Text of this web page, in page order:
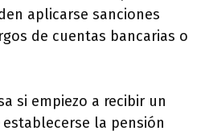
aplicarse sanciones
de cuentas bancarias o
si empiezo a recibir un
la pensión